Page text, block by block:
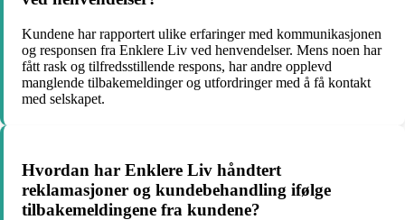
Kundene har rapportert ulike erfaringer med kommunikasjonen
og responsen fra Enklere Liv ved henvendelser. Mens noen har
fått rask og tilfredsstillende respons, har andre opplevd
manglende tilbakemeldinger og utfordringer med å få kontakt
med selskapet.
Hvordan har Enklere Liv håndtert
reklamasjoner og kundebehandling ifølge
tilbakemeldingene fra kundene?